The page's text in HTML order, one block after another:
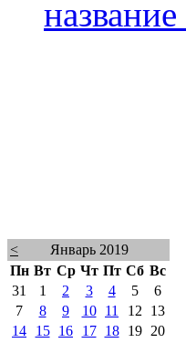
<
Январь 2019
Пн Вт Ср Чт Пт Сб Вс
31
1 2 3 4 5
6
7
8 9 10 11 12
13
14
15 16 17 18 19
20